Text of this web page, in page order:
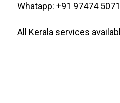
Whatapp: ‪+91 97474
All Kerala services